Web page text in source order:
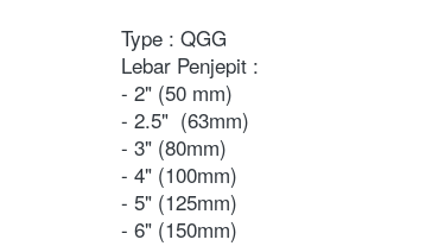
Type : QGG
Lebar Penjepit :
- 2" (50 mm)
- 2.5"
  (63mm)
- 3" (80mm)
- 4" (100mm)
- 5" (125mm)
- 6" (150mm)